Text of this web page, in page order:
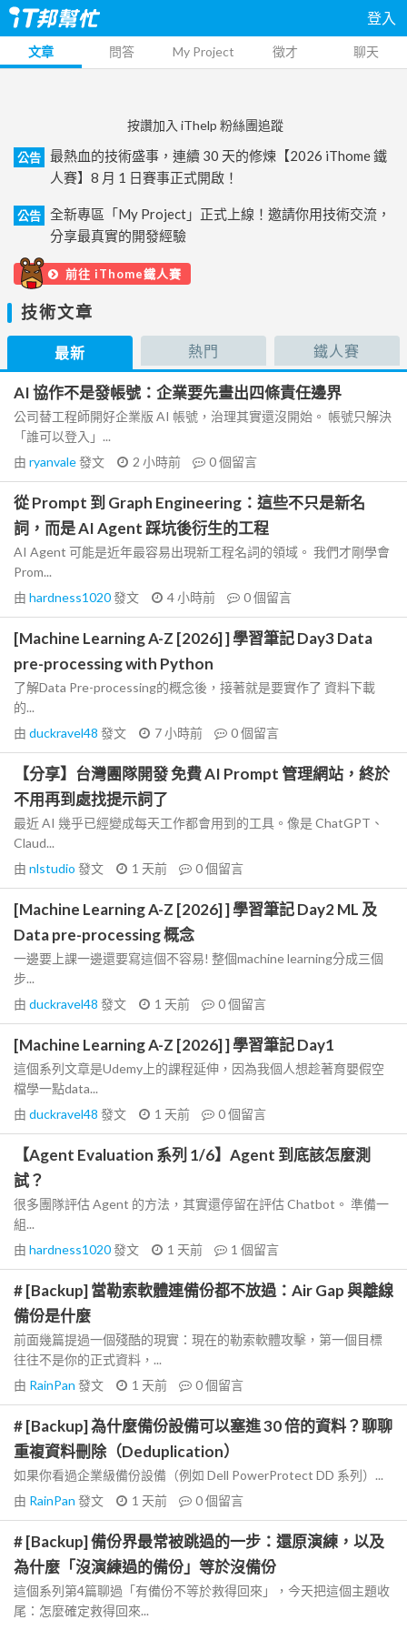
登入
文章 問答 My Project 徵才 聊天
按讚加入 iThelp 粉絲團追蹤
公告
最熱血的技術盛事，連續 30 天的修煉【2026 iThome 鐵
人賽】8 月 1 日賽事正式開啟！
公告
全新專區「My Project」正式上線！邀請你用技術交流，
分享最真實的開發經驗
前往 iThome鐵人賽
技術文章
最新 熱門 鐵人賽
AI 協作不是發帳號：企業要先畫出四條責任邊界
公司替工程師開好企業版 AI 帳號，治理其實還沒開始。 帳號只解決
「誰可以登入」...
由 ryanvale發文 2 小時前 0個留言
從 Prompt 到 Graph Engineering：這些不只是新名
詞，而是 AI Agent 踩坑後衍生的工程
AI Agent 可能是近年最容易出現新工程名詞的領域。 我們才剛學會
Prom...
由 hardness1020發文 4 小時前 0個留言
[Machine Learning A-Z [2026] ] 學習筆記 Day3 Data
pre-processing with Python
了解Data Pre-processing的概念後，接著就是要實作了 資料下載
的...
由 duckravel48 發文 7 小時前 0個留言
【分享】台灣團隊開發 免費 AI Prompt 管理網站，終於
不用再到處找提示詞了
最近 AI 幾乎已經變成每天工作都會用到的工具。像是 ChatGPT、
Claud...
由 nlstudio 發文 1 天前 0個留言
[Machine Learning A-Z [2026] ] 學習筆記 Day2 ML 及
Data pre-processing 概念
一邊要上課一邊還要寫這個不容易! 整個machine learning分成三個
步...
由 duckravel48 發文 1 天前 0個留言
[Machine Learning A-Z [2026] ] 學習筆記 Day1
這個系列文章是Udemy上的課程延伸，因為我個人想趁著育嬰假空
檔學一點data...
由 duckravel48 發文 1 天前 0個留言
【Agent Evaluation 系列 1/6】Agent 到底該怎麼測
試？
很多團隊評估 Agent 的方法，其實還停留在評估 Chatbot。 準備一
組...
由 hardness1020發文 1 天前 1 個留言
# [Backup] 當勒索軟體連備份都不放過：Air Gap 與離線
備份是什麼
前面幾篇提過一個殘酷的現實：現在的勒索軟體攻擊，第一個目標
往往不是你的正式資料，...
由 RainPan 發文 1 天前 0個留言
# [Backup] 為什麼備份設備可以塞進 30 倍的資料？聊聊
重複資料刪除（Deduplication）
如果你看過企業級備份設備（例如 Dell PowerProtect DD 系列）...
由 RainPan 發文 1 天前 0個留言
# [Backup] 備份界最常被跳過的一步：還原演練，以及
為什麼「沒演練過的備份」等於沒備份
這個系列第4篇聊過「有備份不等於救得回來」，今天把這個主題收
尾：怎麼確定救得回來...